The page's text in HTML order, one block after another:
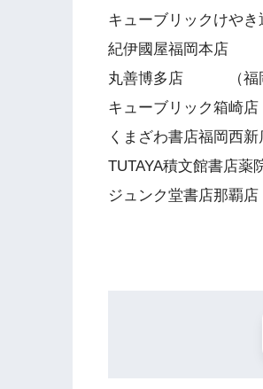
キューブリックけ
紀伊國屋福岡本店
丸善博多店 （福岡
キューブリック箱
くまざわ書店福岡
TUTAYA積文館
ジュンク堂書店那